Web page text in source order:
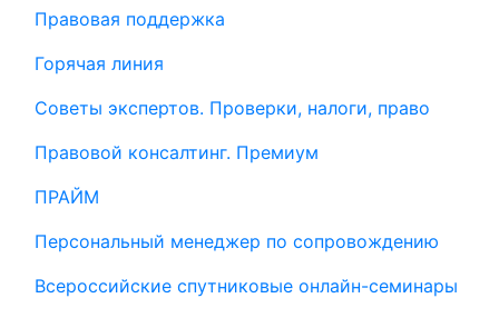
Правовая поддержка
Горячая линия
Советы экспертов. Проверки, налоги, право
Правовой консалтинг. Премиум
ПРАЙМ
Персональный менеджер по сопровождению
Всероссийские спутниковые онлайн-семинары